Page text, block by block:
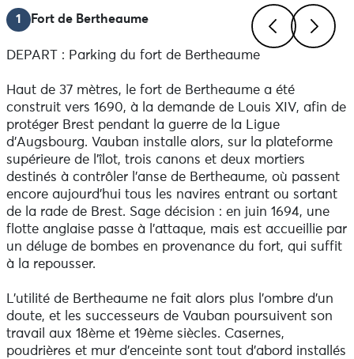
pour lire les panneaux d'interprétation du patrimoine.
Quelques règles de sécurité et de bonne conduite :
- Le sentier côtier est interdit aux VTT
équipez-vous d'une trousse de réparation
- Respectez le code de la route : roulez en file indienne,
le port du casque est vivement conseillé : il est
obligatoire pour les enfants de moins de 12 ans (CSIR
du 02/10/15).
- Emportez toujours un en-cas et à boire
- Respectez la propriété privée
- Ne jetez pas vos déchets, respectez la nature en
utilisant les poubelles
Le topoguide VTT est disponible, à l'office de tourisme
Retrouvez, en bas de page, toutes les activités ainsi
que les restaurants environnants.
1 Fort de Bertheaume
DEPART : Parking du fort de Bertheaume
Haut de 37 mètres, le fort de Bertheaume a été
construit vers 1690, à la demande de Louis XIV, afin de
protéger Brest pendant la guerre de la Ligue
d’Augsbourg. Vauban installe alors, sur la plateforme
supérieure de l’îlot, trois canons et deux mortiers
destinés à contrôler l’anse de Bertheaume, où passent
encore aujourd’hui tous les navires entrant ou sortant
de la rade de Brest. Sage décision : en juin 1694, une
flotte anglaise passe à l’attaque, mais est accueillie par
un déluge de bombes en provenance du fort, qui suffit
à la repousser.
L’utilité de Bertheaume ne fait alors plus l’ombre d’un
doute, et les successeurs de Vauban poursuivent son
travail aux 18ème et 19ème siècles. Casernes,
poudrières et mur d’enceinte sont tout d’abord installés